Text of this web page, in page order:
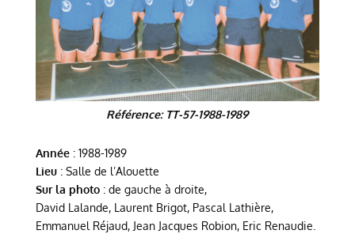
Référence: TT-57-1988-1989
Année : 1988-1989
Lieu: Salle de l’Alouette
Sur la photo: de gauche à droite,
David Lalande, Laurent Brigot, Pascal Lathière,
Emmanuel Réjaud, Jean Jacques Robion, Eric Renaudie.